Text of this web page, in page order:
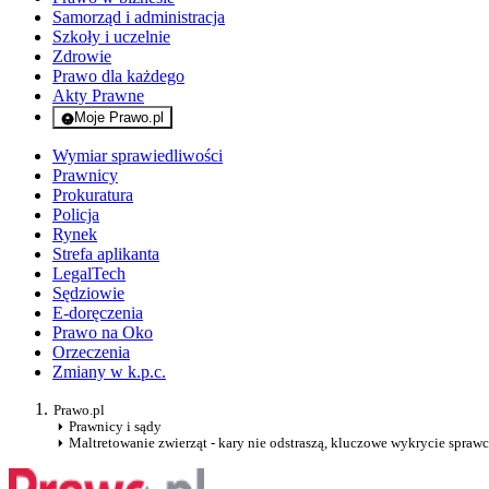
Samorząd i administracja
Szkoły i uczelnie
Zdrowie
Prawo dla każdego
Akty Prawne
Moje Prawo.pl
- rejestracja i logowanie do serwisu
Wymiar sprawiedliwości
Prawnicy
Prokuratura
Policja
Rynek
Strefa aplikanta
LegalTech
Sędziowie
E-doręczenia
Prawo na Oko
Orzeczenia
Zmiany w k.p.c.
Prawo.pl
Prawnicy i sądy
Maltretowanie zwierząt - kary nie odstraszą, kluczowe wykrycie